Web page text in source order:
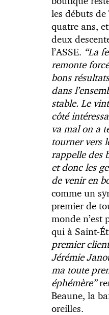
les débuts
quatre ans,
deux
l’ASSE. “La
remonte
bons
dans
stable. Le
côté
va mal on a
tourner vers
rappelle des
et donc les
de venir en
comme un
premier de
monde n’est
qui à Saint-
premier
Jérémie
ma toute
éphémère”
Beaune, la
oreilles.